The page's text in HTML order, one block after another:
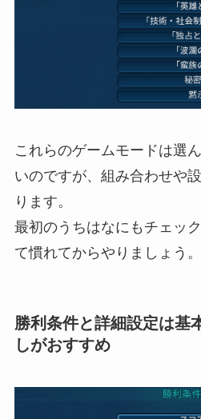
これらのゲームモードは選
いのですが、組み合わせや
ります。
最初のうちはなにもチェッ
て慣れてからやりましょう。
勝利条件と詳細設定は基
しがおすすめ